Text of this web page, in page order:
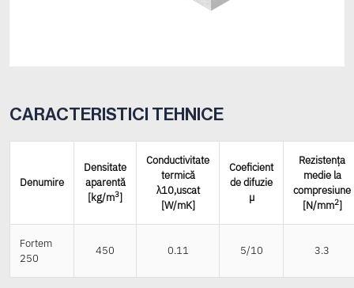
CARACTERISTICI TEHNICE
Denumire
Densitate
aparentă
[kg/m3]
Conductivitate
termică
λ10,uscat
[W/mK]
Coeficient
de difuzie
µ
Rezistența
medie la
compresiune
[N/mm2]
Fortem
250
450 0.11 5/10 3.3